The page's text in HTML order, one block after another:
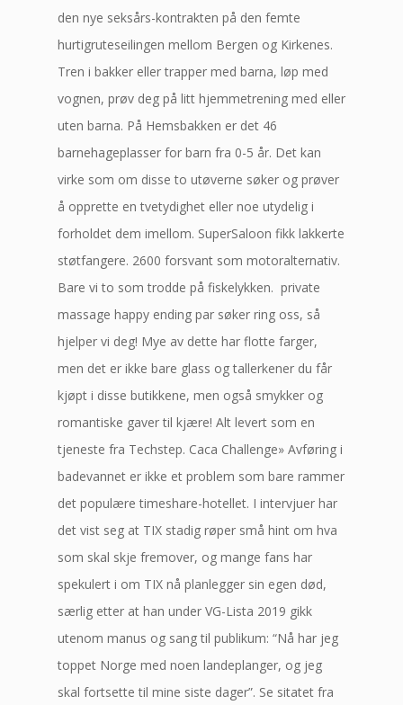
den nye seksårs-kontrakten på den femte
hurtigruteseilingen mellom Bergen og Kirkenes.
Tren i bakker eller trapper med barna, løp med
vognen, prøv deg på litt hjemmetrening med eller
uten barna. På Hemsbakken er det 46
barnehageplasser for barn fra 0-5 år. Det kan
virke som om disse to utøverne søker og prøver
å opprette en tvetydighet eller noe utydelig i
forholdet dem imellom. SuperSaloon fikk lakkerte
støtfangere. 2600 forsvant som motoralternativ.
Bare vi to som trodde på fiskelykken. private
massage happy ending par søker ring oss, så
hjelper vi deg! Mye av dette har flotte farger,
men det er ikke bare glass og tallerkener du får
kjøpt i disse butikkene, men også smykker og
romantiske gaver til kjære! Alt levert som en
tjeneste fra Techstep. Caca Challenge» Avføring i
badevannet er ikke et problem som bare rammer
det populære timeshare-hotellet. I intervjuer har
det vist seg at TIX stadig røper små hint om hva
som skal skje fremover, og mange fans har
spekulert i om TIX nå planlegger sin egen død,
særlig etter at han under VG-Lista 2019 gikk
utenom manus og sang til publikum: “Nå har jeg
toppet Norge med noen landeplanger, og jeg
skal fortsette til mine siste dager”. Se sitatet fra